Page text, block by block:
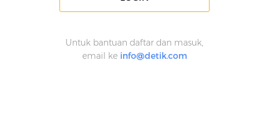
Untuk bantuan daftar dan masuk,
email ke info@detik.com